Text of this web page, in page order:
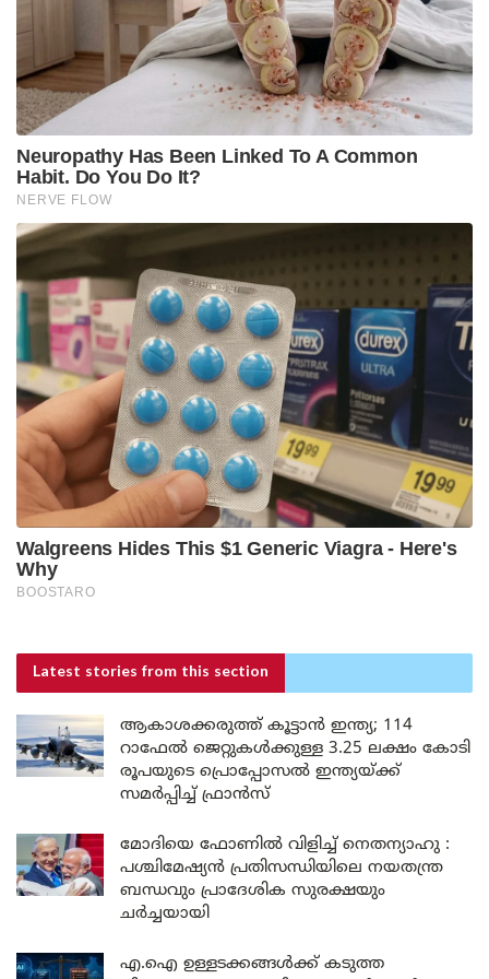
Latest stories from this section
ആകാശക്കരുത്ത് കൂട്ടാൻ ഇന്ത്യ; 114
റാഫേൽ ജെറ്റുകൾക്കുള്ള 3.25 ലക്ഷം കോടി
രൂപയുടെ പ്രൊപ്പോസൽ ഇന്ത്യയ്ക്ക്
സമർപ്പിച്ച് ഫ്രാൻസ്
മോദിയെ ഫോണിൽ വിളിച്ച് നെതന്യാഹു :
പശ്ചിമേഷ്യൻ പ്രതിസന്ധിയിലെ നയതന്ത്ര
ബന്ധവും പ്രാദേശിക സുരക്ഷയും
ചർച്ചയായി
എ.ഐ ഉള്ളടക്കങ്ങൾക്ക് കടുത്ത